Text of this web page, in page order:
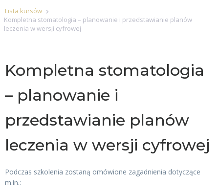
Lista kursów
Kompletna stomatologia – planowanie i przedstawianie planów
leczenia w wersji cyfrowej
Kompletna stomatologia
– planowanie i
przedstawianie planów
leczenia w wersji cyfrowej
Podczas szkolenia zostaną omówione zagadnienia dotyczące
m.in.: